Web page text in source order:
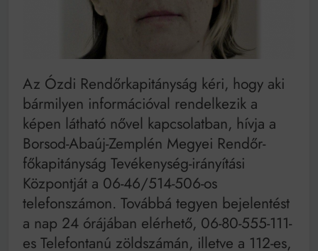
Az Ózdi Rendőrkapitányság kéri, hogy aki
bármilyen információval rendelkezik a
képen látható nővel kapcsolatban, hívja a
Borsod-Abaúj-Zemplén Megyei Rendőr-
főkapitányság Tevékenység-irányítási
Központját a 06-46/514-506-os
telefonszámon. Továbbá tegyen bejelentést
a nap 24 órájában elérhető, 06-80-555-111-
es Telefontanú zöldszámán, illetve a 112-es,